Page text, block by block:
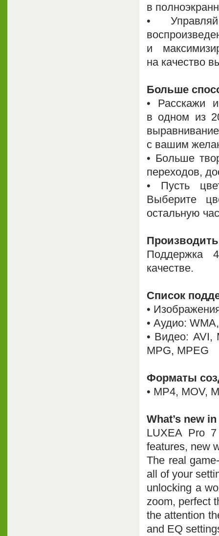
в
•
и
на качество
Больше
• Расскажи
в одном из
с вашим
• Больше
переходов,
• Пусть
Выберите
остальную
Поддержка
качестве.
Список
•
• Аудио:
• Видео: AVI,
MPG, MPEG
Форматы
• MP4, MOV,
What’s new
LUXEA Pro
features, new
The real
all of your
unlocking a
zoom, perfect
the attention
and EQ